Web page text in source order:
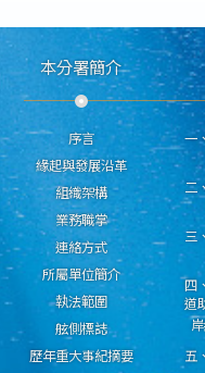
本分署簡介
序言
緣起與發展沿革
組織架構
業務職掌
連絡方式
所屬單位簡介
執法範圍
舷側標誌
歷年重大事紀摘要
一
二
三
四
道
五